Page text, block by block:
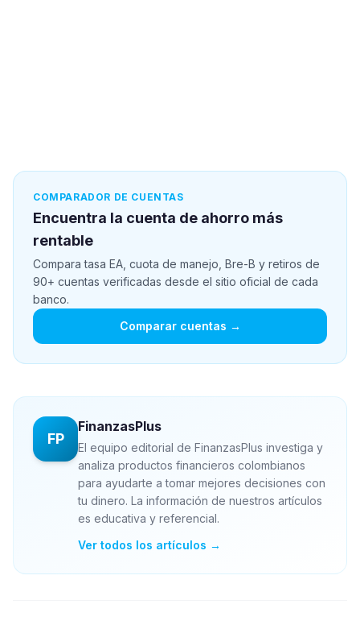
COMPARADOR DE CUENTAS
Encuentra la cuenta de ahorro más
rentable
Compara tasa EA, cuota de manejo, Bre-B y retiros de
90+ cuentas verificadas desde el sitio oficial de cada
banco.
Comparar cuentas →
FP
FinanzasPlus
El equipo editorial de FinanzasPlus investiga y
analiza productos financieros colombianos
para ayudarte a tomar mejores decisiones con
tu dinero. La información de nuestros artículos
es educativa y referencial.
Ver todos los artículos →